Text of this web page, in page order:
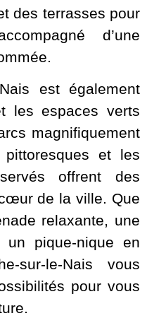
des terrasses pour
d’une
Nais est également
les espaces verts
magnifiquement
et les
offrent des
de la ville. Que
relaxante, une
pique-nique en
sur-le-Nais vous
pour vous